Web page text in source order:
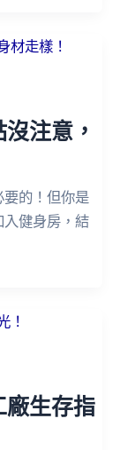
注意，
的！但你是
健身房，結
生存指